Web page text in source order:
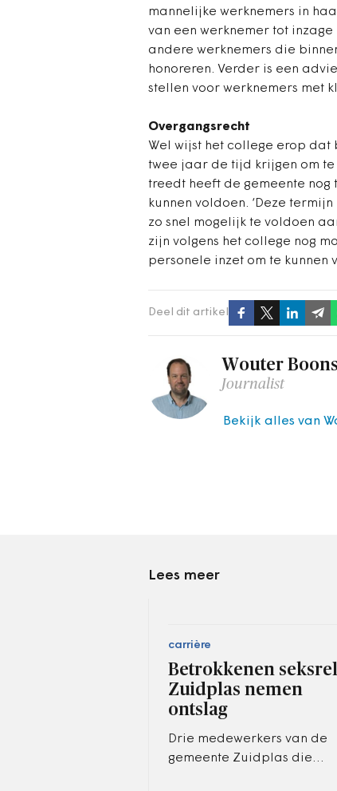
mannelijke werknemers in
van een werknemer tot
andere werknemers die
honoreren. Verder is een
stellen voor werknemers met
Overgangsrecht
Wel wijst het college erop dat
twee jaar de tijd krijgen om te
treedt heeft de gemeente
kunnen voldoen. ‘Deze
zo snel mogelijk te voldoen
zijn volgens het college nog
personele inzet om te kunnen
Deel dit artikel
Wouter
Journalist
Bekijk alles van
Lees meer
carrière
Betrokkenen seksrel
Zuidplas nemen
ontslag
Drie medewerkers van de
gemeente Zuidplas die